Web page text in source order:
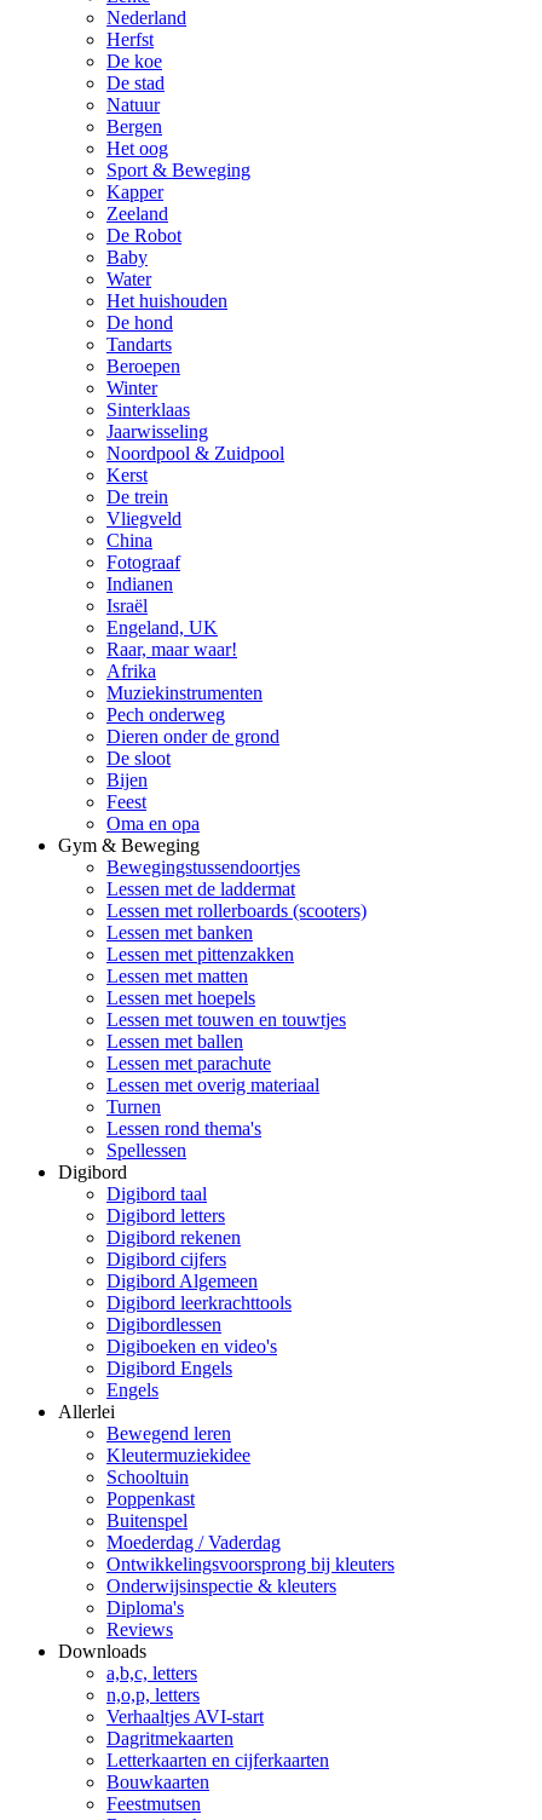
Nederland
Herfst
De koe
De stad
Natuur
Bergen
Het oog
Sport & Beweging
Kapper
Zeeland
De Robot
Baby
Water
Het huishouden
De hond
Tandarts
Beroepen
Winter
Sinterklaas
Jaarwisseling
Noordpool & Zuidpool
Kerst
De trein
Vliegveld
China
Fotograaf
Indianen
Israël
Engeland, UK
Raar, maar waar!
Afrika
Muziekinstrumenten
Pech onderweg
Dieren onder de grond
De sloot
Bijen
Feest
Oma en opa
Gym & Beweging
Bewegingstussendoortjes
Lessen met de laddermat
Lessen met rollerboards (scooters)
Lessen met banken
Lessen met pittenzakken
Lessen met matten
Lessen met hoepels
Lessen met touwen en touwtjes
Lessen met ballen
Lessen met parachute
Lessen met overig materiaal
Turnen
Lessen rond thema's
Spellessen
Digibord
Digibord taal
Digibord letters
Digibord rekenen
Digibord cijfers
Digibord Algemeen
Digibord leerkrachttools
Digibordlessen
Digiboeken en video's
Digibord Engels
Engels
Allerlei
Bewegend leren
Kleutermuziekidee
Schooltuin
Poppenkast
Buitenspel
Moederdag / Vaderdag
Ontwikkelingsvoorsprong bij kleuters
Onderwijsinspectie & kleuters
Diploma's
Reviews
Downloads
a,b,c, letters
n,o,p, letters
Verhaaltjes AVI-start
Dagritmekaarten
Letterkaarten en cijferkaarten
Bouwkaarten
Feestmutsen